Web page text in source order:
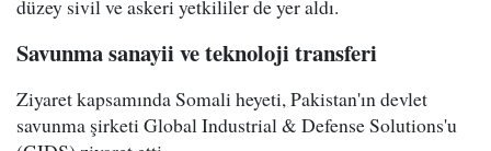
düzey sivil ve askeri yetkililer de yer aldı.
Savunma sanayii ve teknoloji transferi
Ziyaret kapsamında Somali heyeti, Pakistan'ın devlet
savunma şirketi Global Industrial & Defense Solutions'u